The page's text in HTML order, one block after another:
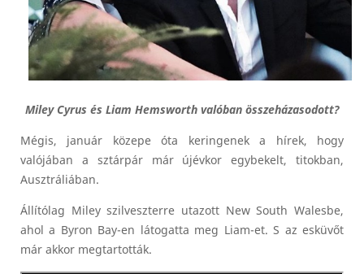
Miley Cyrus és Liam Hemsworth valóban összeházasodott?
Mégis, január közepe óta keringenek a hírek, hogy
valójában a sztárpár már újévkor egybekelt, titokban,
Ausztráliában.
Állítólag Miley szilveszterre utazott New South Walesbe,
ahol a Byron Bay-en látogatta meg Liam-et. S az esküvőt
már akkor megtartották.